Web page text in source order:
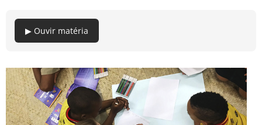
▶ Ouvir matéria